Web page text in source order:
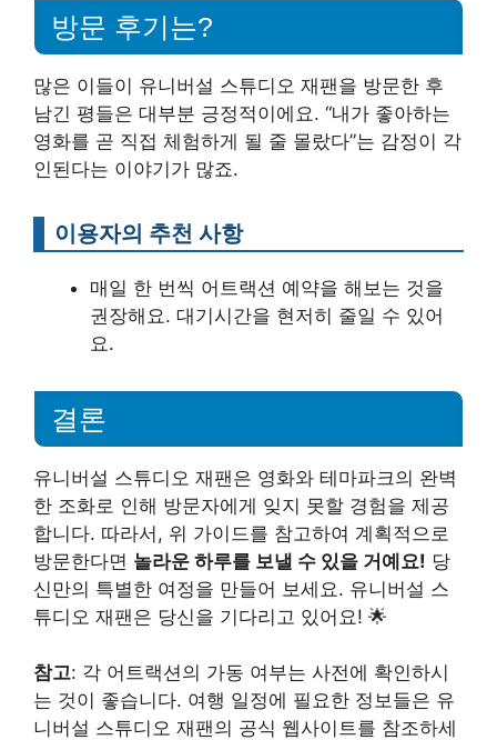
방문 후기는?
많은 이들이 유니버설 스튜디오 재팬을 방문한 후
남긴 평들은 대부분 긍정적이에요. “내가 좋아하는
영화를 곧 직접 체험하게 될 줄 몰랐다”는 감정이 각
인된다는 이야기가 많죠.
이용자의 추천 사항
매일 한 번씩 어트랙션 예약을 해보는 것을
권장해요. 대기시간을 현저히 줄일 수 있어
요.
결론
유니버설 스튜디오 재팬은 영화와 테마파크의 완벽
한 조화로 인해 방문자에게 잊지 못할 경험을 제공
합니다. 따라서, 위 가이드를 참고하여 계획적으로
방문한다면 놀라운 하루를 보낼 수 있을 거예요! 당
신만의 특별한 여정을 만들어 보세요. 유니버설 스
튜디오 재팬은 당신을 기다리고 있어요! 🌟
참고: 각 어트랙션의 가동 여부는 사전에 확인하시
는 것이 좋습니다. 여행 일정에 필요한 정보들은 유
니버설 스튜디오 재팬의 공식 웹사이트를 참조하세